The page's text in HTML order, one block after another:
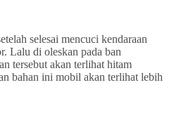
selesai mencuci kendaraan
Lalu di oleskan pada ban
tersebut akan terlihat hitam
bahan ini mobil akan terlihat lebih